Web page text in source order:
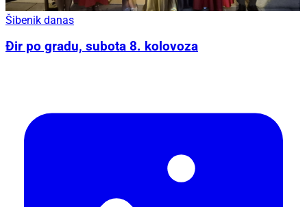
Šibenik danas
Đir po gradu, subota 8. kolovoza